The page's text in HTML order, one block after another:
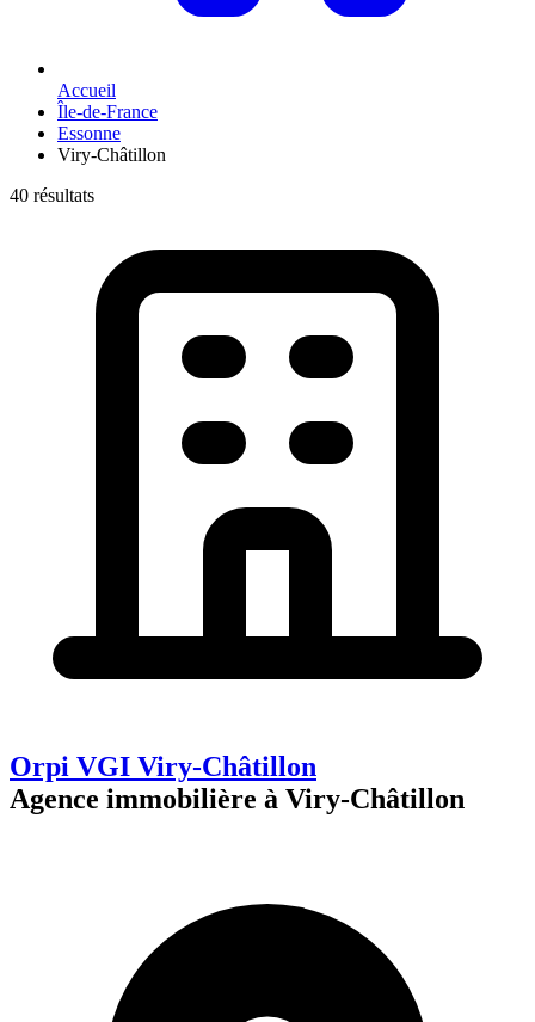
Accueil
Île-de-France
Essonne
Viry-Châtillon
40 résultats
Orpi VGI Viry-Châtillon
Agence immobilière à Viry-Châtillon